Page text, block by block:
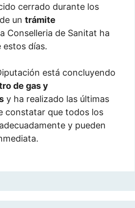
cerrado durante los
un trámite
Conselleria de Sanitat ha
estos días.
está concluyendo
de gas y
y ha realizado las últimas
constatar que todos los
y pueden